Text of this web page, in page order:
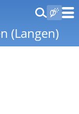
(Langen)